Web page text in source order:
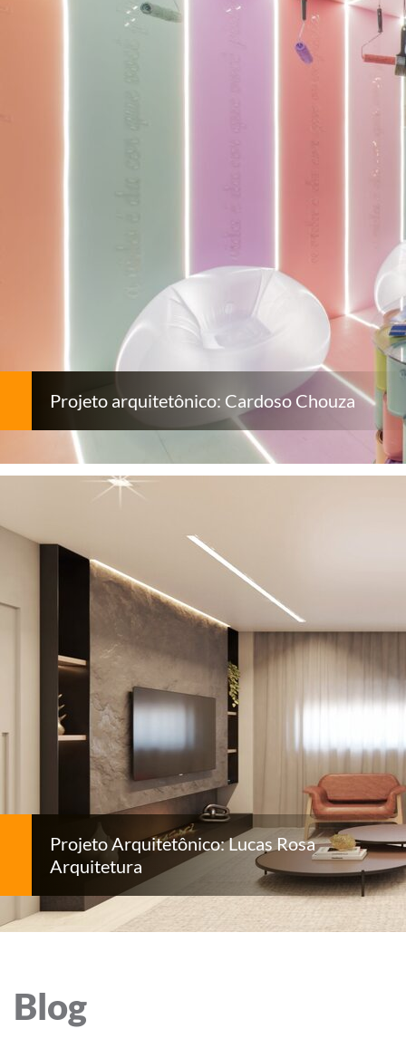
Projeto arquitetônico: Cardoso Chouza
Projeto Arquitetônico: Lucas Rosa
Arquitetura
Blog